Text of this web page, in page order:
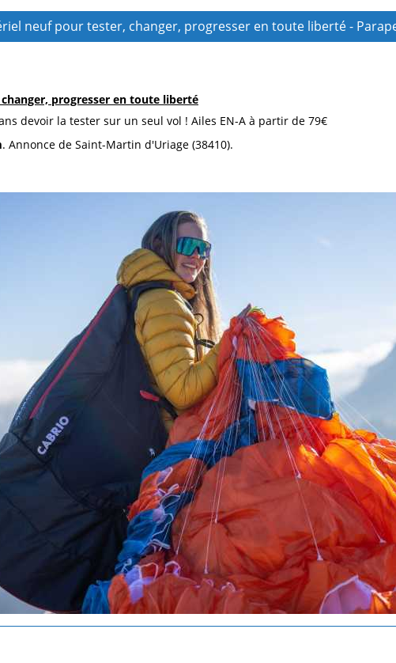
neuf pour tester, changer, progresser en toute liberté -
progresser en toute liberté
devoir la tester sur un seul vol ! Ailes EN-A à partir de 79€
. Annonce de Saint-Martin d'Uriage (38410).